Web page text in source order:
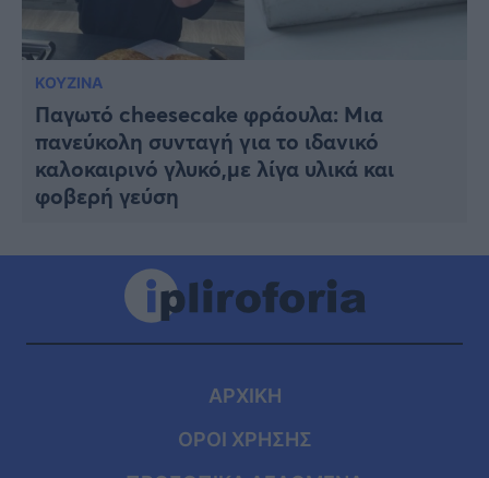
ΚΟΥΖΙΝΑ
Παγωτό cheesecake φράουλα: Μια
πανεύκολη συνταγή για το ιδανικό
καλοκαιρινό γλυκό,με λίγα υλικά και
φοβερή γεύση
ΑΡΧΙΚΗ
ΟΡΟΙ ΧΡΗΣΗΣ